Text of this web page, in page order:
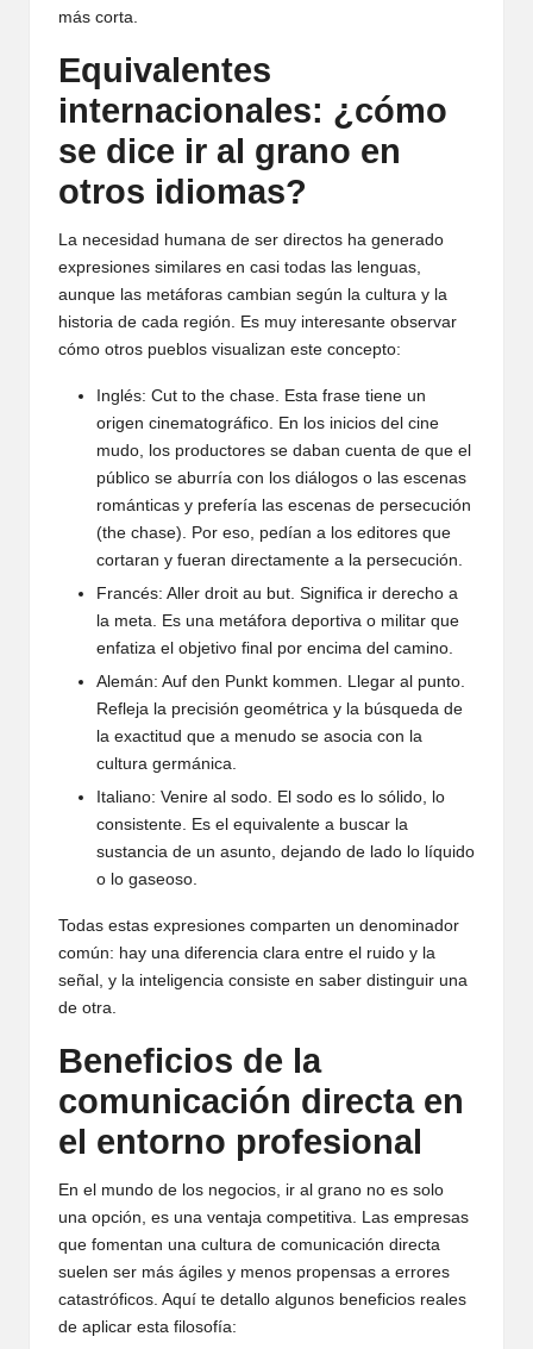
más corta.
Equivalentes
internacionales: ¿cómo
se dice ir al grano en
otros idiomas?
La necesidad humana de ser directos ha generado
expresiones similares en casi todas las lenguas,
aunque las metáforas cambian según la cultura y la
historia de cada región. Es muy interesante observar
cómo otros pueblos visualizan este concepto:
Inglés: Cut to the chase. Esta frase tiene un
origen cinematográfico. En los inicios del cine
mudo, los productores se daban cuenta de que el
público se aburría con los diálogos o las escenas
románticas y prefería las escenas de persecución
(the chase). Por eso, pedían a los editores que
cortaran y fueran directamente a la persecución.
Francés: Aller droit au but. Significa ir derecho a
la meta. Es una metáfora deportiva o militar que
enfatiza el objetivo final por encima del camino.
Alemán: Auf den Punkt kommen. Llegar al punto.
Refleja la precisión geométrica y la búsqueda de
la exactitud que a menudo se asocia con la
cultura germánica.
Italiano: Venire al sodo. El sodo es lo sólido, lo
consistente. Es el equivalente a buscar la
sustancia de un asunto, dejando de lado lo líquido
o lo gaseoso.
Todas estas expresiones comparten un denominador
común: hay una diferencia clara entre el ruido y la
señal, y la inteligencia consiste en saber distinguir una
de otra.
Beneficios de la
comunicación directa en
el entorno profesional
En el mundo de los negocios, ir al grano no es solo
una opción, es una ventaja competitiva. Las empresas
que fomentan una cultura de comunicación directa
suelen ser más ágiles y menos propensas a errores
catastróficos. Aquí te detallo algunos beneficios reales
de aplicar esta filosofía: